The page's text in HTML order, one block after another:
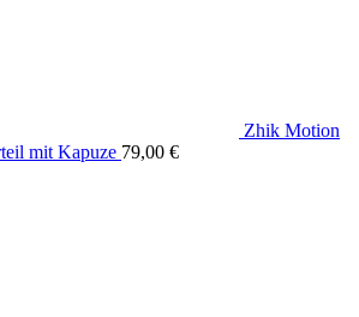
Zhik Motion
mit Kapuze 79,00 €